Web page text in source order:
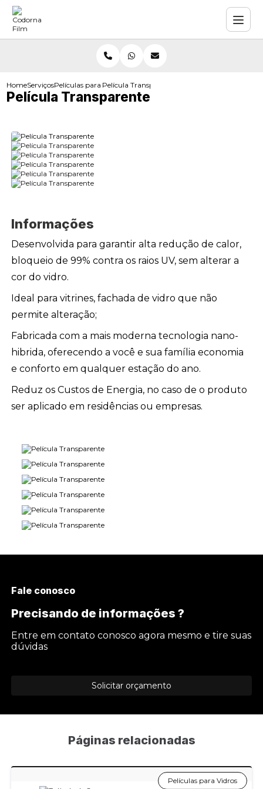
HomeServiçosPelículas para VidrosPelícula Transparente
Película Transparente
Informações
Desenvolvida para garantir alta redução de calor,
bloqueio de 99% contra os raios UV, sem alterar a
cor do vidro.
Ideal para vitrines, fachada de vidro que não
permite alteração;
Fabricada com a mais moderna tecnologia nano-
hibrida, oferecendo a você e sua família economia
e conforto em qualquer estação do ano.
Reduz os Custos de Energia, no caso de o produto
ser aplicado em residências ou empresas.
Fale conosco
Precisando de informações ?
Entre em contato conosco agora mesmo e tire suas
dúvidas
Solicitar orçamento
Páginas relacionadas
Películas para Vidros